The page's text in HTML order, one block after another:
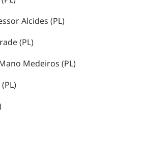
Alcides (PL)
(PL)
Mano Medeiros (PL)